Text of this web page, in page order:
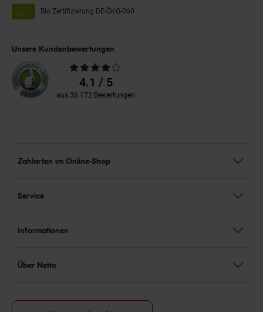
Bio Zertifizierung DE-ÖKO-060
Unsere Kundenbewertungen
Durchschnittliche
Bewertungen4.1 / 5
aus 36.172 Bewertungen
Zahlarten im Online-Shop
Service
Informationen
Über Netto